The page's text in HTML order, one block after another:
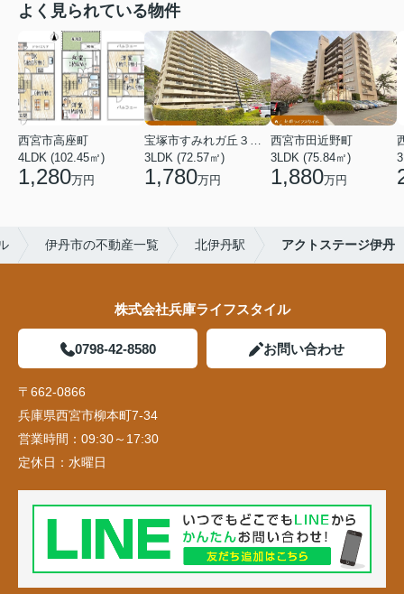
よく見られている物件
西宮市高座町
4LDK (102.45㎡)
1,280万円
宝塚市すみれガ丘３丁目
3LDK (72.57㎡)
1,780万円
西宮市田近野町
3LDK (75.84㎡)
1,880万円
伊丹市の不動産一覧 北伊丹駅 アクトステージ伊丹
株式会社兵庫ライフスタイル
0798-42-8580 お問い合わせ
〒662-0866
兵庫県西宮市柳本町7-34
営業時間： 09:30～17:30
定休日： 水曜日